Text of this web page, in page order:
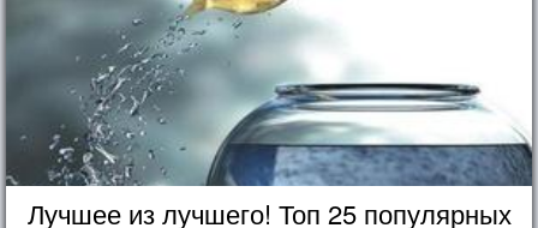
Лучшее из лучшего! Топ 25 популярных